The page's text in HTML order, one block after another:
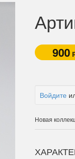
900
Войдите
Новая